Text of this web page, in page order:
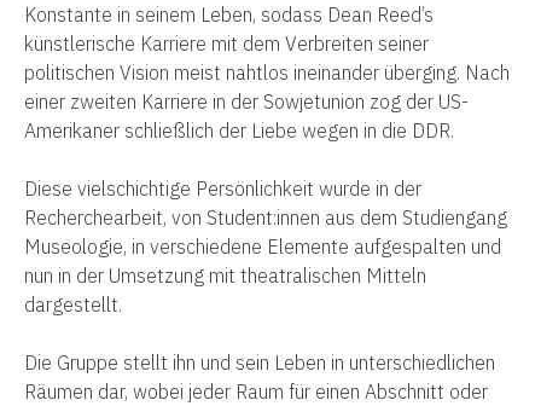
Konstante in seinem Leben, sodass Dean Reed’s
künstlerische Karriere mit dem Verbreiten seiner
politischen Vision meist nahtlos ineinander überging. Nach
einer zweiten Karriere in der Sowjetunion zog der US-
Amerikaner schließlich der Liebe wegen in die DDR.
Diese vielschichtige Persönlichkeit wurde in der
Recherchearbeit, von Student:innen aus dem Studiengang
Museologie, in verschiedene Elemente aufgespalten und
nun in der Umsetzung mit theatralischen Mitteln
dargestellt.
Die Gruppe stellt ihn und sein Leben in unterschiedlichen
Räumen dar, wobei jeder Raum für einen Abschnitt oder